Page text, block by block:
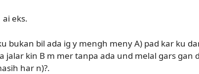
eks.
bukan bil ada ig y mengh meny A) pad kar ku
jalar kin B m mer tanpa ada und melal gars gan
har n)?.